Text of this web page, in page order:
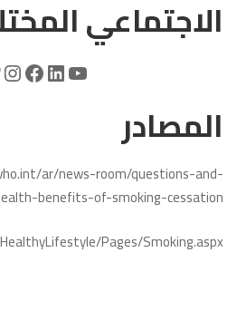
الاجتماعي
المصادر
ar/news-room/questions-and-
benefits-of-smoking-cessation
Pages/Smoking.aspx